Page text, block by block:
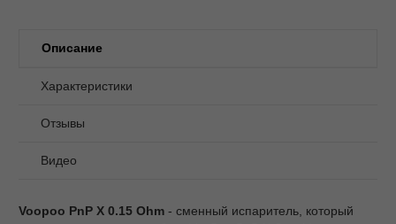
Описание
Характеристики
Отзывы
Видео
Voopoo PnP X 0.15 Ohm - сменный испаритель, который